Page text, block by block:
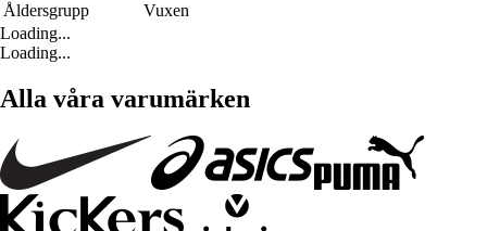
Åldersgrupp
Vuxen
Loading...
Loading...
Alla våra varumärken